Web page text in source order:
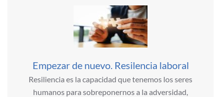
Empezar de nuevo. Resilencia laboral
Resiliencia es la capacidad que tenemos los seres
humanos para sobreponernos a la adversidad,